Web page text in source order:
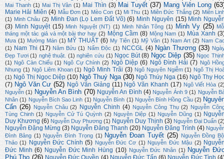
Mai Thanh (1) Mai Thị Vân (1) Mai Thìn (3) Mai Tuyết (37) Mang Viên Long
Marie Hải Miên (4) Mẫu Đơn (1) Mèo Con (1) Mi Thu (1) Miên Đức Thắng (2) Miên
(1) Minh Châu (2) Minh Đan (Lọ Lem Đất Võ) (6) Minh Nguyên (15) Minh
(3) Minh Nguyệt (15) Minh Nguyệt (NT) (1) Minh Nhân Tông (1) Minh Vy (25)
tháng một tác giả và một bài thơ hay (2) Mộng Cầm (8) Mộng Nam (1) Mùa Xanh
Mưa (1) Mường Mán (1) MỸ THUẬT (6) My Tiên (1) Mỹ Vân (1) Nam Art (2) Nam
(1) Nam Thi (17) Năm Bửu (1) Nấm Độc (1) NCCGL (4) Ngàn Thương (33)
Đẹp Tươi (1) nghệ thuật. (1) nghiên cứu (1) Ngọc Bút (8) Ngọc Diệp (35) Ngọc
(1) Ngô Càn Chiểu (1) Ngô Cự Chính (2) Ngô Diệp (6) Ngô Đình Hải (7) Ngô
Nhung (1) Ngô Liêm Khoan (1) Ngô Minh Trãi (3) Ngô Nguyên Ngiễm (1) Ngô Thị
(1) Ngô Thị Ngọc Diệp (10) Ngô Thuý Nga (30) Ngô Thúy Nga (16) Ngô Thy
(7) Ngô Văn Cư (52) Ngô Văn Giảng (11) Ngô Văn Khanh (17) Ngô Viết Hòa
Nguyễn (1) Nguyễn An Bình (70) Nguyễn An Đình (4) Nguyễn Ánh 9 (1) Nguyễn
Nhân (1) Nguyễn Bích Sao Linh (1) Nguyễn Bình (1) Nguyễn Bính Hồng Cầu (2)
Cẩn (26) Nguyễn Châu (2) Nguyễn Chinh (4) Nguyễn Công Thụ (2) Nguyễn
Tùng Chinh (1) Nguyễn Cử Tú Quỳnh (2) Nguyên Diệp (1) Nguyễn Dũng (1)
Duy Khương (6) Nguyễn Duy Phương (1) Nguyễn Duy Thịnh (3) Nguyễn Đại Duẩn
Nguyễn Đặng Mừng (3) Nguyễn Đăng Thanh (20) Nguyễn Đăng Trình (4)
Đình Bảng (1) Nguyễn Đình Trọng (1) Nguyễn Đoan Tuyết (25)
Nguyễn Đồng
Thảo (1) Nguyễn Đức Chính (5) Nguyễn Đức Cơ (1) Nguyễn Đức Mậu (2)
Đức Minh (6) Nguyễn Đức Minh Hùng (10) Nguyễn Đức Nhân (1) Nguyễn
Phú Thọ (26)